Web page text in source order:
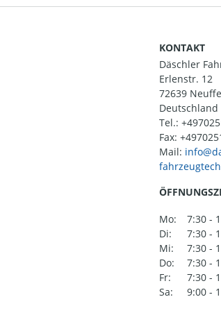
KONTAKT
Däschler
Erlenstr. 12
72639
Deutschland
Tel.:
Fax:
Mail:
Mo:
7:30 -
Di:
7:30 -
Mi:
7:30 -
Do:
7:30 -
Fr:
7:30 -
Sa:
9:00 -